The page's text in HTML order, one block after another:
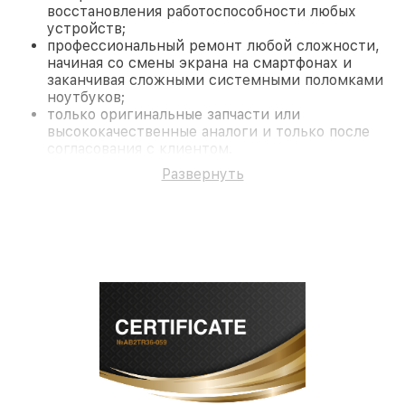
восстановления работоспособности любых
устройств;
профессиональный ремонт любой сложности,
начиная со смены экрана на смартфонах и
заканчивая сложными системными поломками
ноутбуков;
только оригинальные запчасти или
высококачественные аналоги и только после
согласования с клиентом.
На все работы и замененные комплектующие
предоставляется длительная гарантия. В случае
современное оборудование и
лицензированное ПО в ремонтно-
диагностических мастерских;
собственный склад комплектующих, что
позволяет сократить сроки
Развернуть